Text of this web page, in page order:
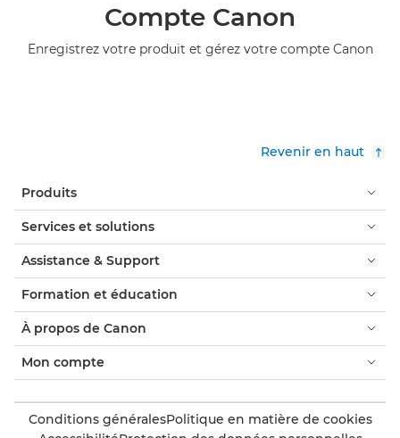
Compte Canon
Enregistrez votre produit et gérez votre compte Canon
Revenir en haut
Produits
Services et solutions
Assistance & Support
Formation et éducation
À propos de Canon
Mon compte
Conditions généralesPolitique en matière de cookies